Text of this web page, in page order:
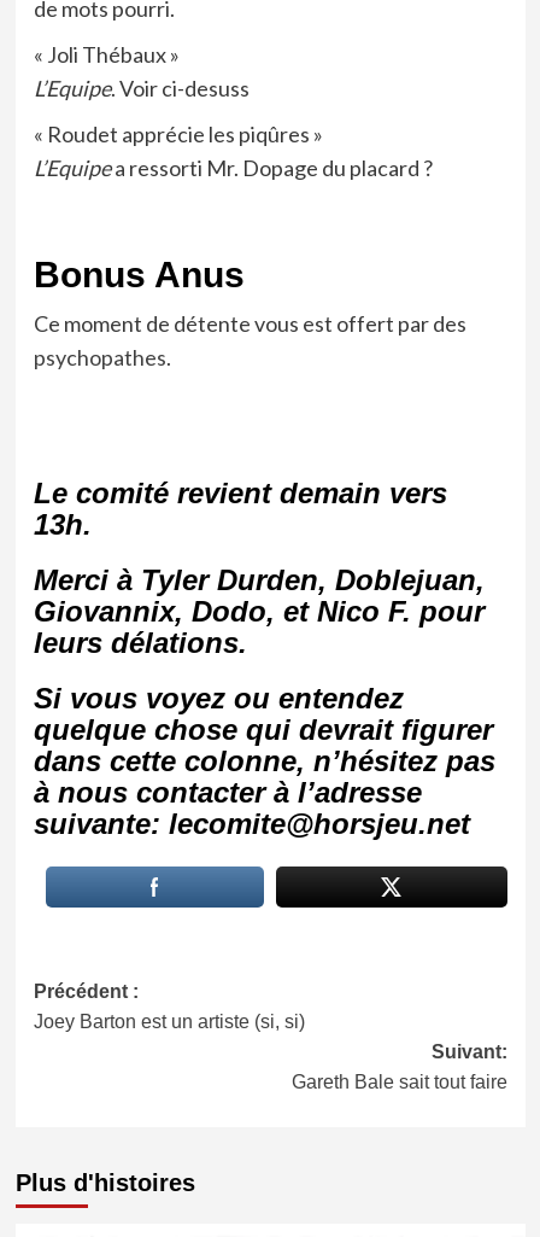
de mots pourri.
« Joli Thébaux »
L’Equipe. Voir ci-desuss
« Roudet apprécie les piqûres »
L’Equipea ressorti Mr. Dopage du placard ?
Bonus Anus
Ce moment de détente vous est offert par des
psychopathes.
Le comité revient demain vers
13h.
Merci à Tyler Durden, Doblejuan,
Giovannix, Dodo, et Nico F. pour
leurs délations.
Si vous voyez ou entendez
quelque chose qui devrait figurer
dans cette colonne, n’hésitez pas
à nous contacter à l’adresse
suivante: lecomite@horsjeu.net
Navigation
d’article
Précédent :
Joey Barton est un artiste (si, si)
Suivant:
Gareth Bale sait tout faire
Plus d'histoires